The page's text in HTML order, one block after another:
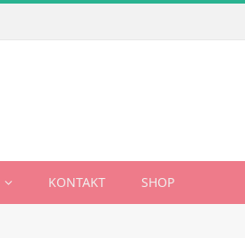
KONTAKT SHOP